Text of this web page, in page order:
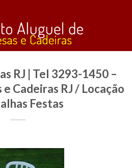
RJ | Tel 3293-1450 –
Cadeiras RJ / Locação
Festas